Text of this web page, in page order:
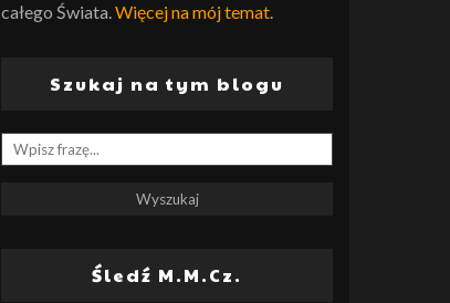
całego Świata.Więcej na mój temat.
Szukaj na tym blogu
Śledź M.M.Cz.